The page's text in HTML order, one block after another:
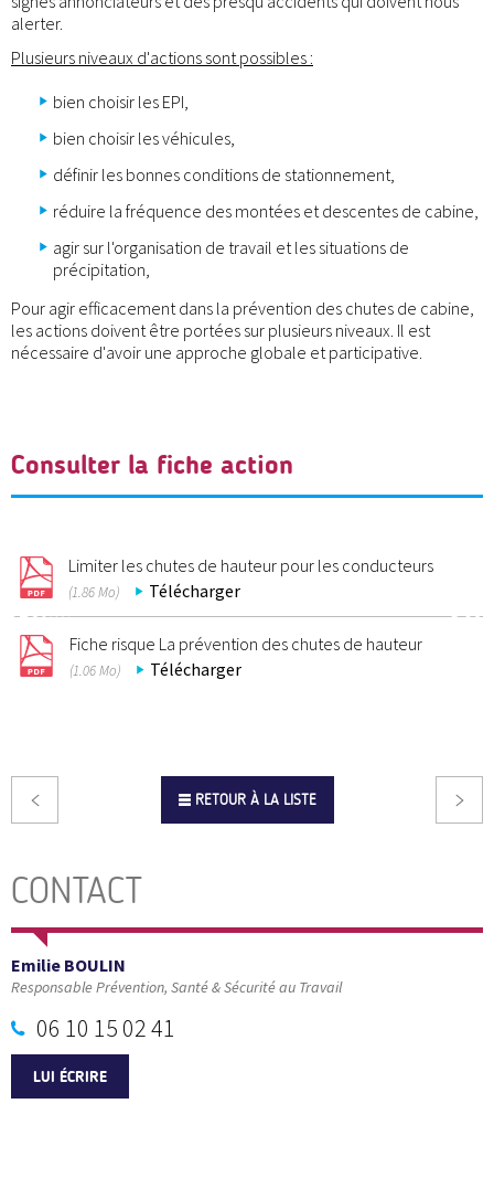
alerter.
Plusieurs niveaux d'actions sont possibles :
bien choisir les EPI,
bien choisir les véhicules,
définir les bonnes conditions de stationnement,
réduire la fréquence des montées et descentes de cabine,
agir sur l'organisation de travail et les situations de
précipitation,
Pour agir efficacement dans la prévention des chutes de cabine,
les actions doivent être portées sur plusieurs niveaux. Il est
nécessaire d'avoir une approche globale et participative.
Consulter la fiche action
Limiter les chutes de hauteur pour les conducteurs
(1.86 Mo) Télécharger
Fiche risque La prévention des chutes de hauteur
(1.06 Mo) Télécharger
RETOUR À LA LISTE
CONTACT
Emilie BOULIN
Responsable Prévention, Santé & Sécurité au Travail
06 10 15 02 41
LUI ÉCRIRE